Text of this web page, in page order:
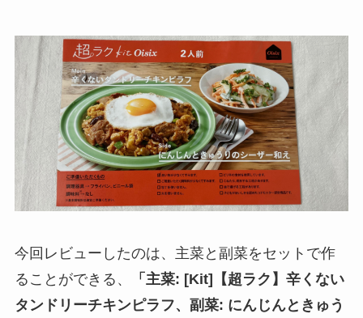
今回レビューしたのは、主菜と副菜をセットで作
ることができる、
「 主菜: [Kit]【超ラク】辛くない
タンドリーチキンピラフ、 副菜: にんじんときゅう